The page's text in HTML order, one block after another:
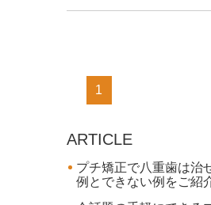
1
ARTICLE
プチ矯正で八重歯は治
例とできない例をご紹